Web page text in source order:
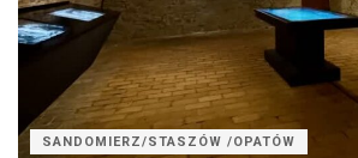
SANDOMIERZ/STASZÓW /OPATÓW